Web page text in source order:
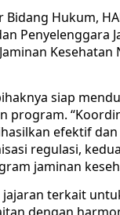
Hukum,
Penyelenggara
Kesehatan
siap
program.
efektif
regulasi,
jaminan
terkait